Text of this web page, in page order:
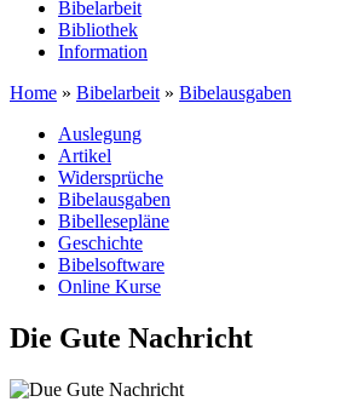
Bibelarbeit
Bibliothek
Information
Home » Bibelarbeit » Bibelausgaben
Auslegung
Artikel
Widersprüche
Bibelausgaben
Bibellesepläne
Geschichte
Bibelsoftware
Online Kurse
Die Gute Nachricht